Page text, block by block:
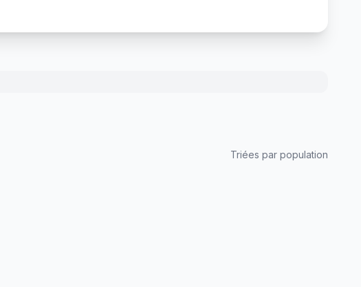
Triées par population